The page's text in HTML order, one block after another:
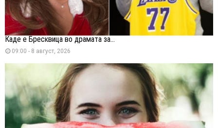
Каде е Бресквица во драмата за...
09:00 - 8 август, 2026